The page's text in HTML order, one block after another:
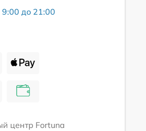
до 21:00
центр Fortuna